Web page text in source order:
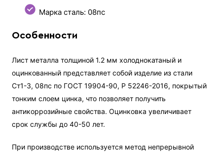
Марка сталь: 08пс
Особенности
Лист металла толщиной 1.2 мм холоднокатаный и
оцинкованный представляет собой изделие из стали
Ст1-3, 08пс по ГОСТ 19904-90, Р 52246-2016, покрытый
тонким слоем цинка, что позволяет получить
антикоррозийные свойства. Оцинковка увеличивает
срок службы до 40-50 лет.
При производстве используется метод непрерывной